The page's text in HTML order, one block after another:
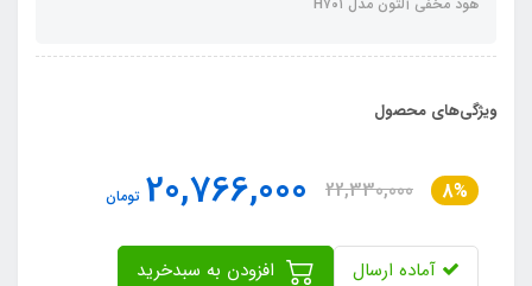
ویژگی‌های محصول
8%
22,330,000
20,766,000 تومان
آماده ارسال